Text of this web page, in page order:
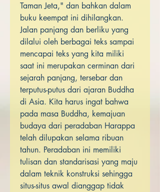
Taman Jeta," dan bahkan dalam
buku keempat ini dihilangkan.
Jalan panjang dan berliku yang
dilalui oleh berbagai teks sampai
mencapai teks yang kita miliki
saat ini merupakan cerminan dari
sejarah panjang, tersebar dan
terputus-putus dari ajaran Buddha
di Asia. Kita harus ingat bahwa
pada masa Buddha, kemajuan
budaya dari peradaban Harappa
telah dilupakan selama ribuan
tahun. Peradaban ini memiliki
tulisan dan standarisasi yang maju
dalam teknik konstruksi sehingga
situs-situs awal dianggap tidak